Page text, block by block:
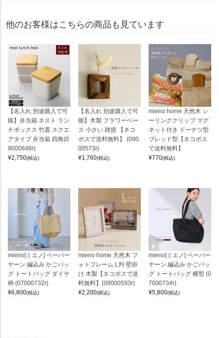
他のお客様はこちらの商品も見ています
【名入れ 別途購入で可
能】弁当箱 ネスト ラン
チボックス 竹蓋 スクエ
アタイプ 弁当箱 四角(0
9000648r)
¥2,750(税込)
【名入れ 別途購入で可
能】木製 フラワーベー
ス 小さい 雑貨 【ネコ
ポスで送料無料】 (090
00573r)
¥1,760(税込)
mieno home 天然木 シ
ーリングクリップ マグ
ネット付き ドーナツ型
ブレッド型【ネコポス
で送料無料】
¥770(税込)
mieno[ミエノ] ペーパー
ヤーン 編込み かごバッ
グ トートバッグ ダイヤ
柄 (07000732r)
¥6,800(税込)
mieno home 天然木 フ
ォトフレーム L判 壁掛
け 木製【ネコポスで送
料無料】(09000593r)
¥2,200(税込)
mieno[ミエノ] ペーパー
ヤーン 編込み かごバッ
グ トートバッグ 横型 (0
7000734r)
¥5,800(税込)